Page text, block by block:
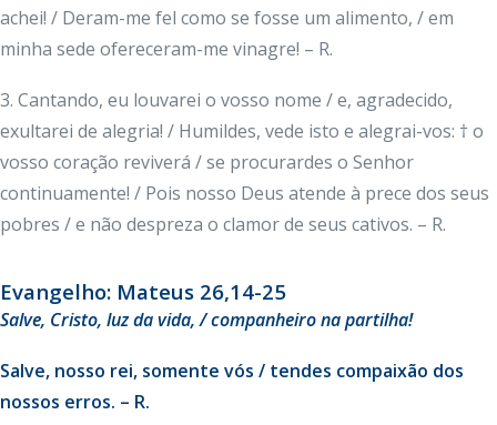
achei! / Deram-me fel como se fosse um alimento, / em
minha sede ofereceram-me vinagre! – R.
3. Cantando, eu louvarei o vosso nome / e, agradecido,
exultarei de alegria! / Humildes, vede isto e alegrai-vos: † o
vosso coração reviverá / se procurardes o Senhor
continuamente! / Pois nosso Deus atende à prece dos seus
pobres / e não despreza o clamor de seus cativos. – R.
Evangelho: Mateus 26,14-25
Salve, Cristo, luz da vida, / companheiro na partilha!
Salve, nosso rei, somente vós / tendes compaixão dos
nossos erros. – R.